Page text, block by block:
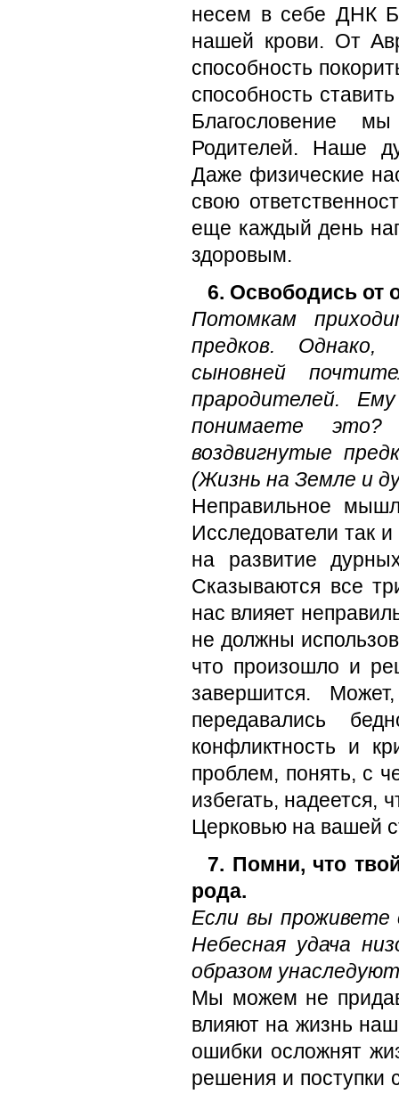
несем в себе ДНК
нашей крови. От
способность
способность
Благословение
Родителей. Наше
Даже физические
свою
еще каждый день
здоровым.
6. Освободись от
Потомкам
предков. Однако,
сыновней
прародителей.
понимаете
воздвигнутые
(Жизнь на Земле и
Неправильное
Исследователи так
на развитие
Сказываются все
нас влияет
не должны
что произошло и
завершится.
передавались
конфликтность и
проблем, понять, с
избегать, надеется,
Церковью на вашей
7. Помни, что
рода.
Если вы проживете
Небесная удача
образом
Мы можем не
влияют на жизнь
ошибки осложнят
решения и поступки